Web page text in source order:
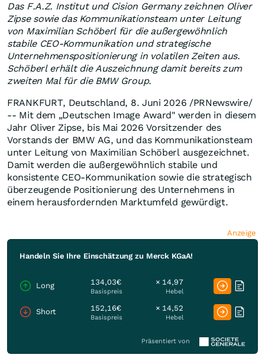
Das F.A.Z. Institut und Cision Germany zeichnen Oliver
Zipse sowie das Kommunikationsteam unter Leitung
von Maximilian Schöberl für die außergewöhnlich
stabile CEO-Kommunikation und strategische
Unternehmenspositionierung in volatilen Zeiten aus.
Schöberl erhält die Auszeichnung damit bereits zum
zweiten Mal für die BMW Group.
FRANKFURT, Deutschland, 8. Juni 2026 /PRNewswire/
-- Mit dem „Deutschen Image Award" werden in diesem
Jahr Oliver Zipse, bis Mai 2026 Vorsitzender des
Vorstands der BMW AG, und das Kommunikationsteam
unter Leitung von Maximilian Schöberl ausgezeichnet.
Damit werden die außergewöhnlich stabile und
konsistente CEO-Kommunikation sowie die strategisch
überzeugende Positionierung des Unternehmens in
einem herausfordernden Marktumfeld gewürdigt.
Anzeige
Handeln Sie Ihre Einschätzung zu Merck KGaA!
Long 134,03€
Basispreis
× 14,97
Hebel
Short 152,16€
Basispreis
× 14,52
Hebel
Präsentiert von